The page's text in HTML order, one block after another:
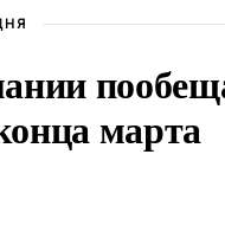
марта